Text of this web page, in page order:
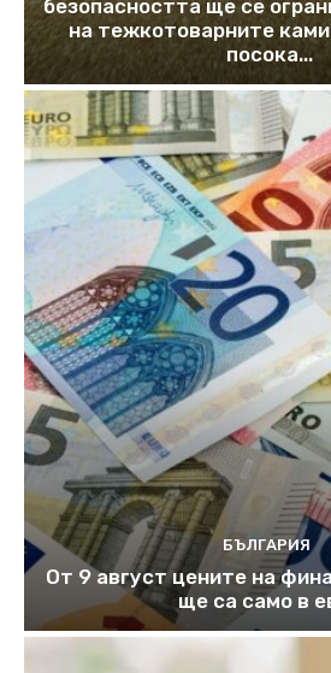
безопасността ще се
на тежкотоварните
посока...
БЪЛГАРИЯ
От 9 август цените на
ще са само в